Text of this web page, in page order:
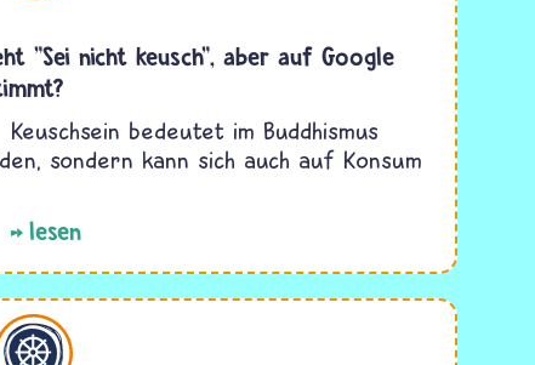
"Sei nicht keusch", aber auf Google
Keuschsein bedeutet im Buddhismus
sondern kann sich auch auf Konsum
lesen